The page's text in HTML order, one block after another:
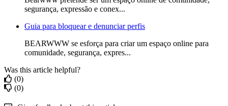
segurança, expressão e conex...
Guia para bloquear e denunciar perfis
BEARWWW se esforça para criar um espaço online para
comunidade, segurança, expres...
Was this article helpful?
(0)
(0)